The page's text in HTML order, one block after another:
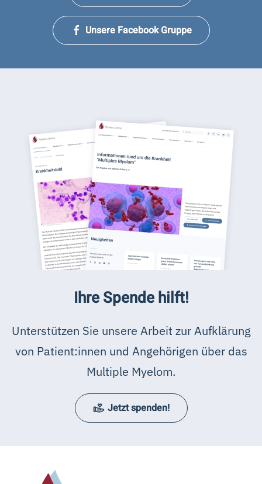
Unsere Facebook Gruppe
Ihre Spende hilft!
Unterstützen Sie unsere Arbeit zur Aufklärung
von Patient:innen und Angehörigen über das
Multiple Myelom.
Jetzt spenden!